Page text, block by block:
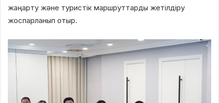
жаңарту және туристік маршруттарды жетілдіру
жоспарланып отыр.